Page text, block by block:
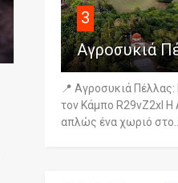
3
Αγροσυκιά
📍 Αγροσυκιά
τον Κάμπο R29vZ2xl Η
απλώς ένα χωριό στο...